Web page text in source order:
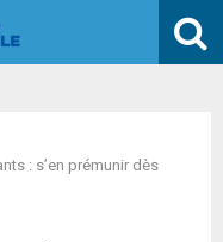
: s’en prémunir dès